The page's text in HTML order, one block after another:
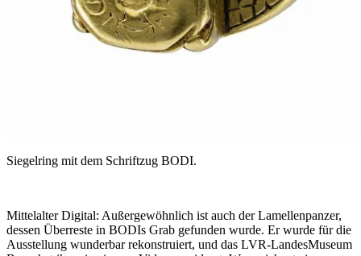
Siegelring mit dem Schriftzug BODI.
Mittelalter Digital: Außergewöhnlich ist auch der Lamellenpanzer,
dessen Überreste in BODIs Grab gefunden wurde. Er wurde für die
Ausstellung wunderbar rekonstruiert, und das LVR-LandesMuseum